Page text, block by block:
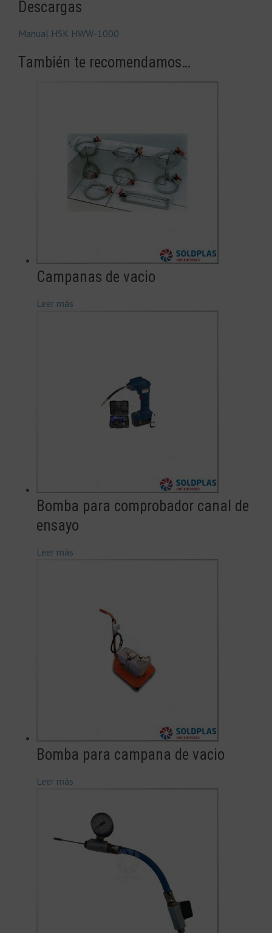
Descargas
Manual HSK HWW-1000
También te recomendamos…
Campanas de vacio
Leer más
Bomba para comprobador canal de
ensayo
Leer más
Bomba para campana de vacio
Leer más